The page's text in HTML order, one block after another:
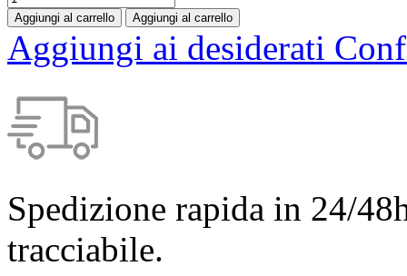
Aggiungi al carrello Aggiungi al carrello
Aggiungi ai desiderati
Spedizione rapida in 24/
tracciabile.